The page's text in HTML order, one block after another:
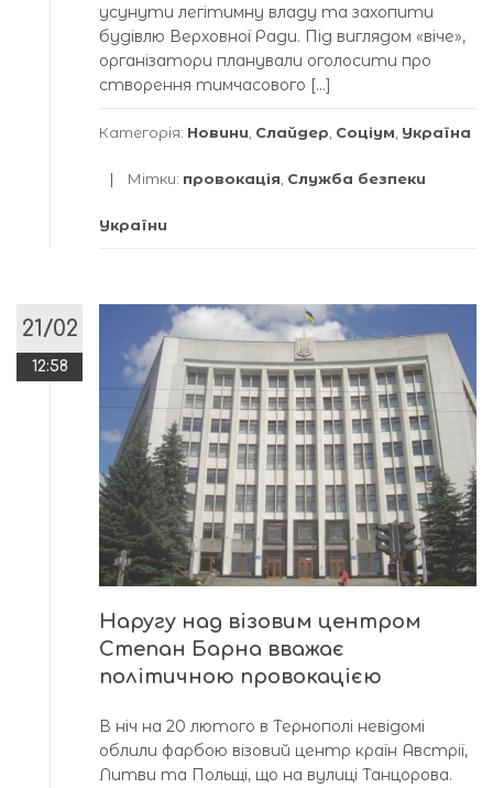
усунути легітимну владу та захопити
будівлю Верховної Ради. Під виглядом «віче»,
організатори планували оголосити про
створення тимчасового […]
Категорія: Новини Слайдер Соціум Україна
Мітки: провокація Служба безпеки
України
21/02
12:58
Наругу над візовим центром
Степан Барна вважає
політичною провокацією
В ніч на 20 лютого в Тернополі невідомі
облили фарбою візовий центр країн Австрії,
Литви та Польщі, що на вулиці Танцорова.